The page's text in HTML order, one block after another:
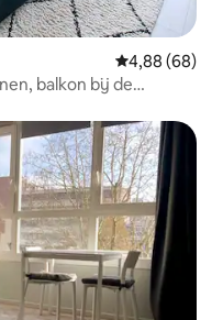
Gemiddelde
4,88 (68)
balkon bij de